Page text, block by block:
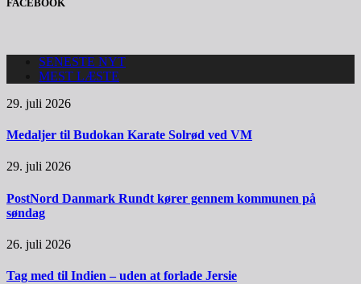
FACEBOOK
SENESTE NYT
MEST LÆSTE
29. juli 2026
Medaljer til Budokan Karate Solrød ved VM
29. juli 2026
PostNord Danmark Rundt kører gennem kommunen på
søndag
26. juli 2026
Tag med til Indien – uden at forlade Jersie